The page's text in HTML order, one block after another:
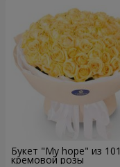
Букет "My hope" из 101
кремовой розы